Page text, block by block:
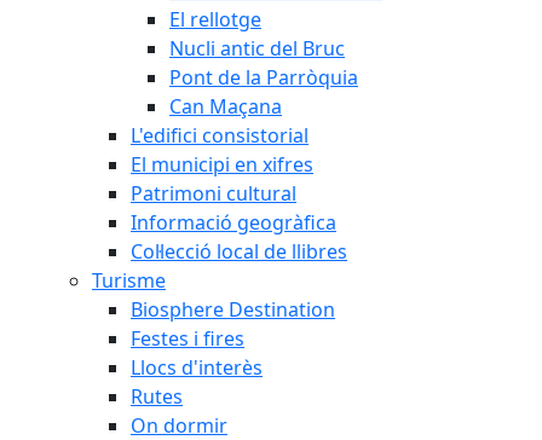
El rellotge
Nucli antic del Bruc
Pont de la Parròquia
Can Maçana
L'edifici consistorial
El municipi en xifres
Patrimoni cultural
Informació geogràfica
Col·lecció local de llibres
Turisme
Biosphere Destination
Festes i fires
Llocs d'interès
Rutes
On dormir